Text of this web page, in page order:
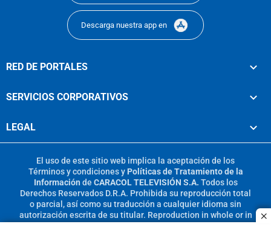
Descarga nuestra app en
RED DE PORTALES
SERVICIOS CORPORATIVOS
LEGAL
El uso de este sitio web implica la aceptación de los
Términos y condicionesy Políticas de Tratamiento de la
Información de CARACOL TELEVISIÓN S.A. Todos los
Derechos Reservados D.R.A. Prohibida su reproducción total
o parcial, así como su traducción a cualquier idioma sin
autorización escrita de su titular. Reproduction in whole or in